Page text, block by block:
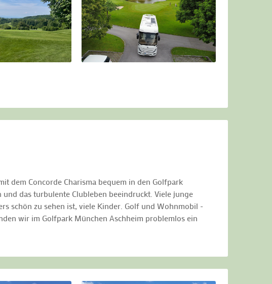
dem Concorde Charisma bequem in den Golfpark
das turbulente Clubleben beeindruckt. Viele junge
schön zu sehen ist, viele Kinder. Golf und Wohnmobil -
wir im Golfpark München Aschheim problemlos ein